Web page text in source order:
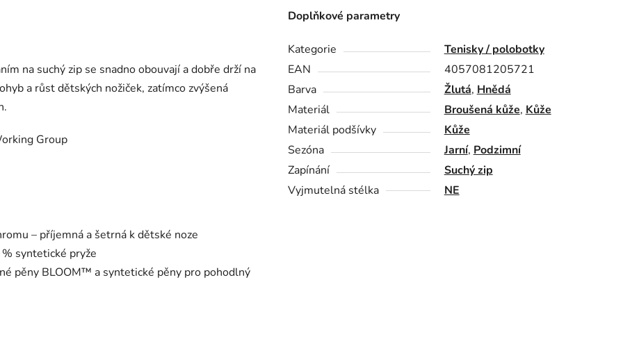
na suchý zip se snadno obouvají a dobře drží na
a růst dětských nožiček, zatímco zvýšená
Group
– příjemná a šetrná k dětské noze
syntetické pryže
pěny BLOOM™ a syntetické pěny pro pohodlný
Doplňkové parametry
Kategorie
Tenisky / polobotky
EAN
4057081205721
Barva
Žlutá, Hnědá
Materiál
Broušená kůže, Kůže
Materiál podšívky
Kůže
Sezóna
Jarní, Podzimní
Zapínání
Suchý zip
Vyjmutelná stélka
NE